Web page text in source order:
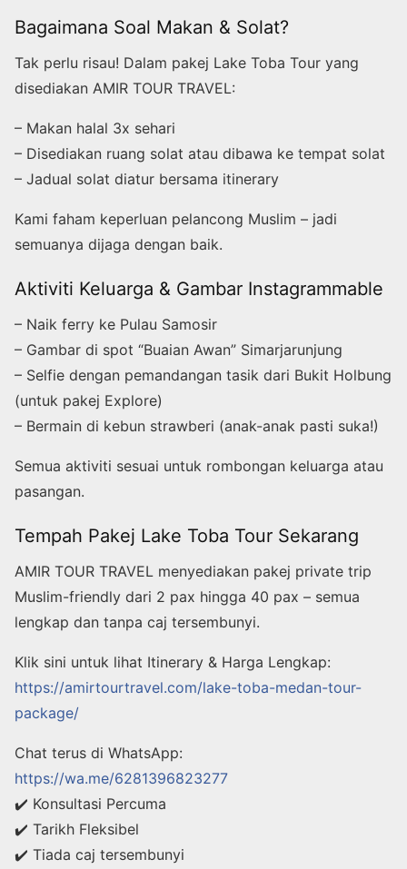
Bagaimana Soal Makan & Solat?
Tak perlu risau! Dalam pakej Lake Toba Tour yang
disediakan AMIR TOUR TRAVEL:
– Makan halal 3x sehari
– Disediakan ruang solat atau dibawa ke tempat solat
– Jadual solat diatur bersama itinerary
Kami faham keperluan pelancong Muslim – jadi
semuanya dijaga dengan baik.
Aktiviti Keluarga & Gambar Instagrammable
– Naik ferry ke Pulau Samosir
– Gambar di spot “Buaian Awan” Simarjarunjung
– Selfie dengan pemandangan tasik dari Bukit Holbung
(untuk pakej Explore)
– Bermain di kebun strawberi (anak-anak pasti suka!)
Semua aktiviti sesuai untuk rombongan keluarga atau
pasangan.
Tempah Pakej Lake Toba Tour Sekarang
AMIR TOUR TRAVEL menyediakan pakej private trip
Muslim-friendly dari 2 pax hingga 40 pax – semua
lengkap dan tanpa caj tersembunyi.
Klik sini untuk lihat Itinerary & Harga Lengkap:
https://amirtourtravel.com/lake-toba-medan-tour-
package/
Chat terus di WhatsApp:
https://wa.me/6281396823277
✔️ Konsultasi Percuma
✔️ Tarikh Fleksibel
✔️ Tiada caj tersembunyi